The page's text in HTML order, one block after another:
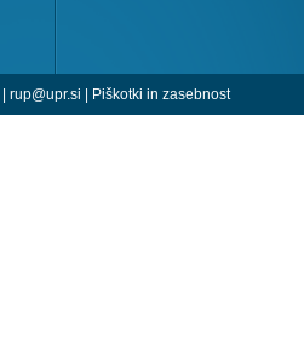
rup@upr.si | Piškotki in zasebnost